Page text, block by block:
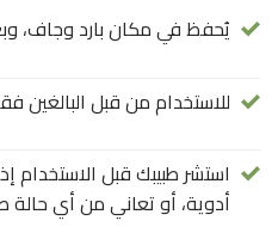
يُحفظ في مكان بارد وجاف،
للاستخدام من قبل البالغين
استشر طبيبك قبل الاستخدام
أدوية، أو تعاني من أي حالة